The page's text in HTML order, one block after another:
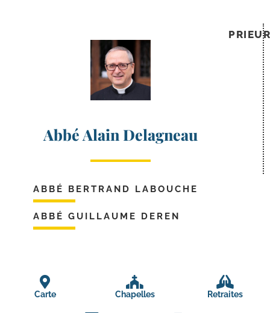
Abbé Alain Delagneau
ABBÉ BERTRAND LABOUCHE
ABBÉ GUILLAUME DEREN
Carte Chapelles Retraites